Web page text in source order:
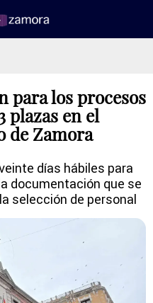
para los procesos
plazas en el
de Zamora
días hábiles para
documentación que se
selección de personal